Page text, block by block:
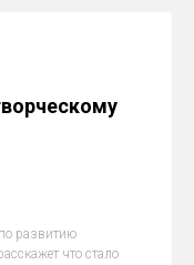
развитию
что стало